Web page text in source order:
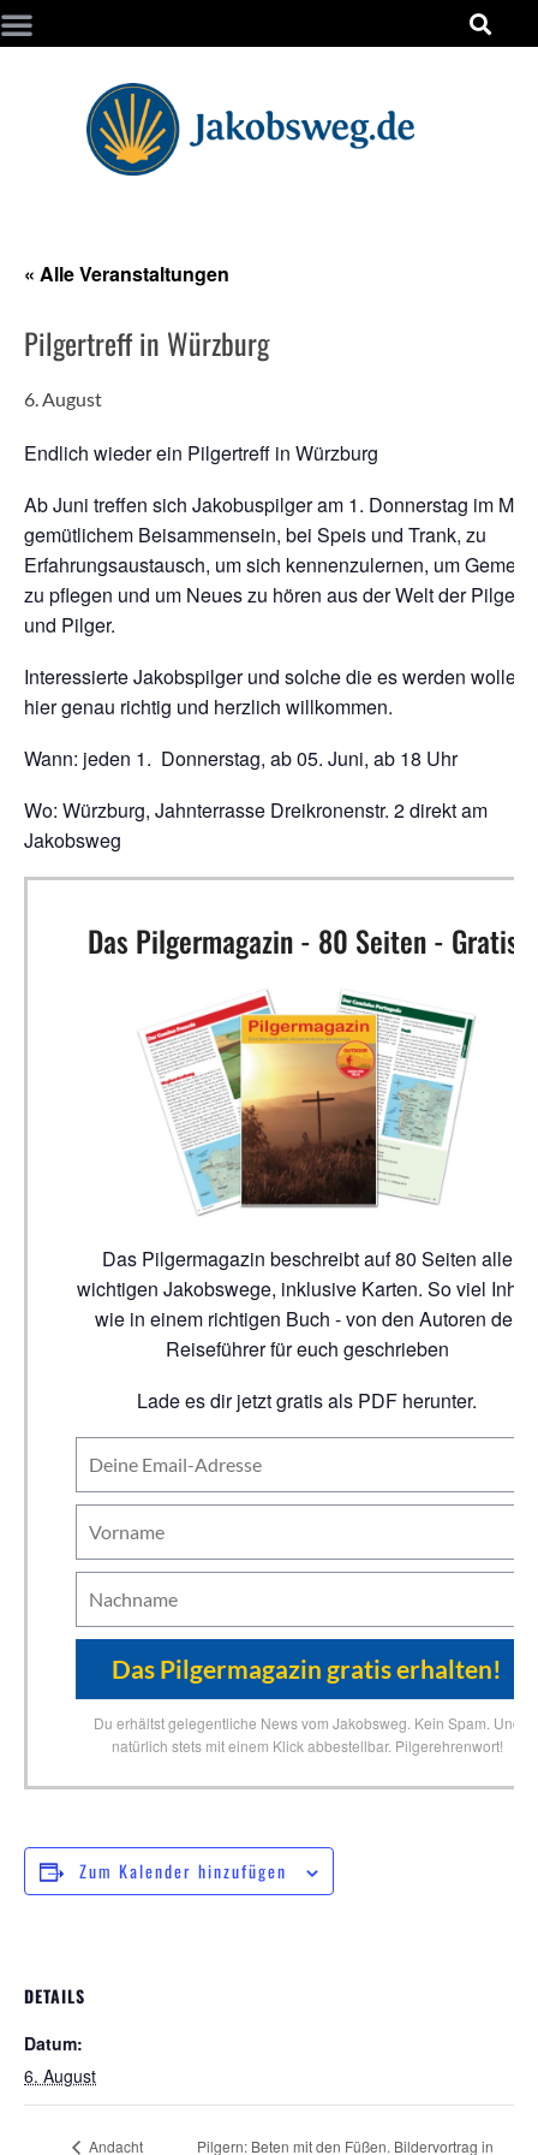
« Alle Veranstaltungen
Pilgertreff in Würzburg
6. August
Endlich wieder ein Pilgertreff in Würzburg
Ab Juni treffen sich Jakobuspilger am 1. Donnerstag im
gemütlichem Beisammensein, bei Speis und Trank, zu
Erfahrungsaustausch, um sich kennenzulernen, um
zu pflegen und um Neues zu hören aus der Welt der
und Pilger.
Interessierte Jakobspilger und solche die es werden wollen,
hier genau richtig und herzlich willkommen.
Wann: jeden 1. Donnerstag, ab 05. Juni, ab 18 Uhr
Wo: Würzburg, Jahnterrasse Dreikronenstr. 2 direkt am
Jakobsweg
Das Pilgermagazin - 80 Seiten - Gratis!
Das Pilgermagazin beschreibt auf 80 Seiten alle
wichtigen Jakobswege, inklusive Karten. So viel Inhalt
wie in einem richtigen Buch - von den Autoren der
Reiseführer für euch geschrieben
Lade es dir jetzt gratis als PDF herunter.
Du erhältst gelegentliche News vom Jakobsweg. Kein Spam. Und
natürlich stets mit einem Klick abbestellbar. Pilgerehrenwort!
Zum Kalender hinzufügen
DETAILS
Datum:
6. August
Andacht Pilgern: Beten mit den Füßen. Bildervortrag in